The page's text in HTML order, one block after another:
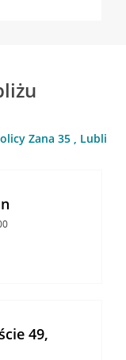
Zana 35 , Lublin
49,